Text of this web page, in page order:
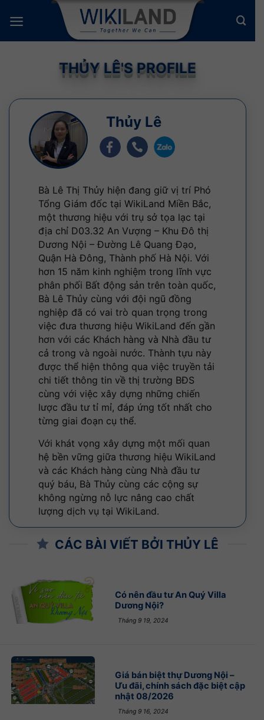
qua
nội
THỦY LÊ'S PROFILE
Thủy Lê
Bà Lê Thị Thủy hiện đang giữ vị trí Phó
Tổng Giám đốc tại WikiLand Miền Bắc,
một thương hiệu với trụ sở tọa lạc tại
địa chỉ D03.32 An Vượng – Khu Đô thị
Dương Nội – Đường Lê Quang Đạo,
Quận Hà Đông, Thành phố Hà Nội. Với
hơn 15 năm kinh nghiệm trong lĩnh vực
phân phối Bất động sản trên toàn quốc,
Bà Lê Thủy cùng với đội ngũ đồng
nghiệp đã có vai trò quan trọng trong
việc đưa thương hiệu WikiLand đến gần
hơn với các Khách hàng và Nhà đầu tư
cả trong và ngoài nước. Thành tựu này
được thể hiện thông qua việc truyền tải
chi tiết thông tin về thị trường BĐS
cùng với việc xây dựng những chiến
lược đầu tư tỉ mỉ, đáp ứng tốt nhất cho
từng giai đoạn cụ thể.
Với khát vọng xây dựng một mối quan
hệ bền vững giữa thương hiệu WikiLand
và các Khách hàng cùng Nhà đầu tư
quý báu, Bà Thủy cùng các cộng sự
không ngừng nỗ lực nâng cao chất
lượng dịch vụ tại WikiLand.
CÁC BÀI VIẾT BỞI THỦY LÊ
Có nên đầu tư An Quý Villa
Dương Nội?
Tháng 9 19, 2024
Giá bán biệt thự Dương Nội –
Ưu đãi, chính sách đặc biệt cập
nhật 08/2026
Tháng 9 16, 2024